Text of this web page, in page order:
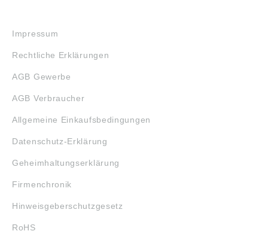
Impressum
Rechtliche Erklärungen
AGB Gewerbe
AGB Verbraucher
Allgemeine Einkaufsbedingungen
Datenschutz-Erklärung
Geheimhaltungserklärung
Firmenchronik
Hinweisgeberschutzgesetz
RoHS